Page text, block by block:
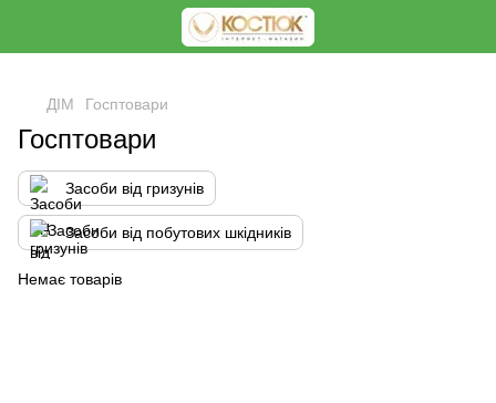
ДІМ Госптовари
Госптовари
Засоби від гризунів
Засоби від побутових шкідників
Немає товарів